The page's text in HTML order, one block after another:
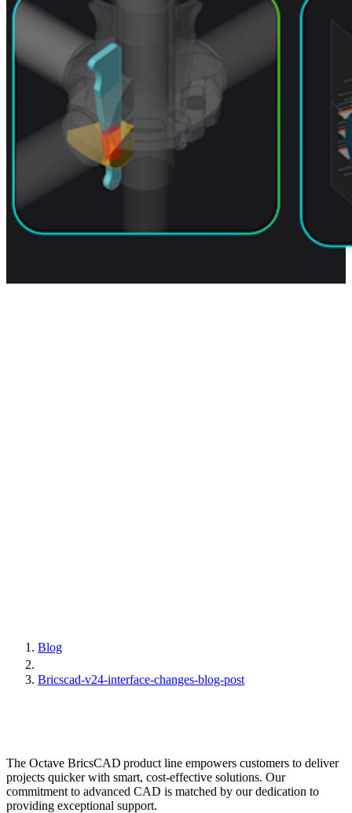
Blog
Bricscad-v24-interface-changes-blog-post
The Octave BricsCAD product line empowers customers to deliver
projects quicker with smart, cost-effective solutions. Our
commitment to advanced CAD is matched by our dedication to
providing exceptional support.